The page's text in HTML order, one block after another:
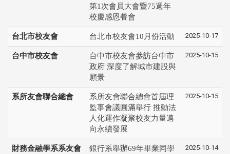
第1次會員大會暨75週年
校慶感恩餐會
台北市校友會 台北市校友會10月份活動 2025-10-17
台中市校友會
台中市校友會參訪台中市
政府 深度了解城市建設與
願景
2025-10-15
系所友會聯合總會
系所友會聯合總會首屆理
監事會議圓滿舉行 推動法
人化運作凝聚校友力量邁
向永續發展
2025-10-15
財務金融學系系友會
銀行系舉辦69年畢業同學
2025-10-14